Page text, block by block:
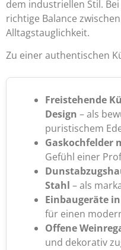
dem industriellen Stil.
richtige Balance
Alltagstauglichkeit.
Zu einer authentischen
Freistehende
Design – als
puristischem
Gaskochfelder
Gefühl einer
Stahl – als
Einbaugeräte
für einen
Offene
und dekorativ